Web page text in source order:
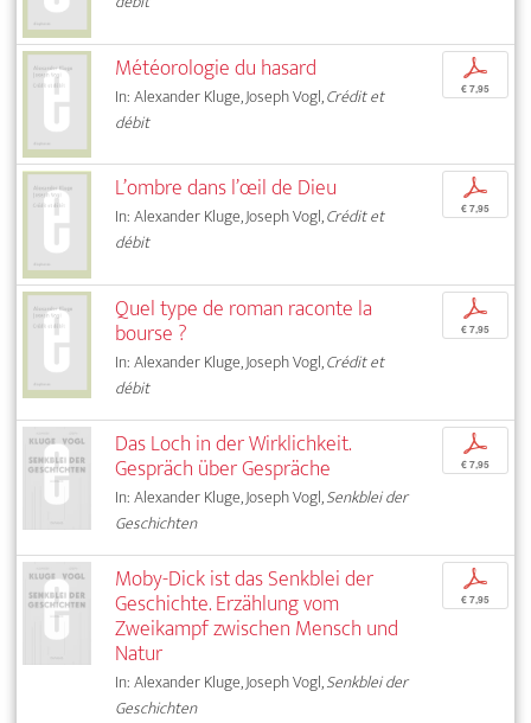
Météorologie du hasard
In: Alexander Kluge, Joseph Vogl,Crédit et
débit
p
€ 7,95
L’ombre dans l’œil de Dieu
In: Alexander Kluge, Joseph Vogl,Crédit et
débit
p
€ 7,95
Quel type de roman raconte la
bourse ?
In: Alexander Kluge, Joseph Vogl,Crédit et
débit
p
€ 7,95
Das Loch in der Wirklichkeit.
Gespräch über Gespräche
In: Alexander Kluge, Joseph Vogl,Senkblei der
Geschichten
p
€ 7,95
Moby-Dick ist das Senkblei der
Geschichte. Erzählung vom
Zweikampf zwischen Mensch und
Natur
In: Alexander Kluge, Joseph Vogl,Senkblei der
Geschichten
p
€ 7,95